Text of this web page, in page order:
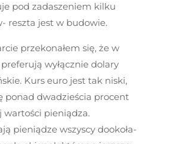
pod zadaszeniem kilku
reszta jest w budowie.
przekonałem się, że w
wyłącznie dolary
Kurs euro jest tak niski,
ponad dwadzieścia procent
wartości pieniądza.
pieniądze wszyscy dookoła-